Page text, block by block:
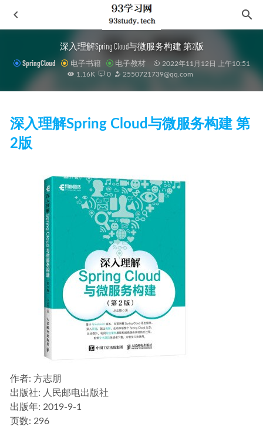
深入理解Spring Cloud与微服务构建 第2版
SpringCloud 电子书籍 电子教材
2022年11月12日 上午10:51
1.16K
0 2550721739@qq.com
深入理解Spring Cloud与微服务构建 第
2版
作者: 方志朋
出版社: 人民邮电出版社
出版年: 2019-9-1
页数: 296
文景·在场Presence（套装共7册）
牛津通识读本(Oxford Very Short Introductions) 652本 全英文原版
2022-07-15
外出偷马 2024-05-29
故事写作大师班 2020-12-02